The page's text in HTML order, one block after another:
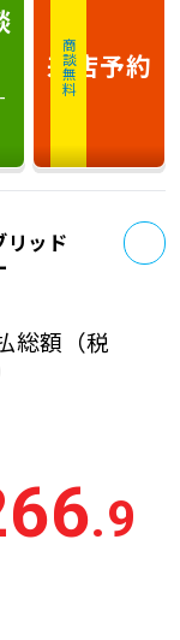
商談無料
来店予約
リッド
総額 （税
.9